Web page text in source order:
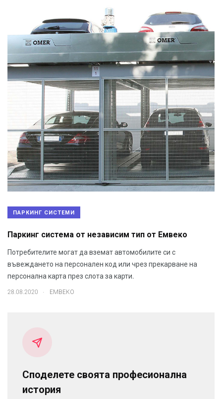
ПАРКИНГ СИСТЕМИ
Паркинг система от независим тип от Емвеко
Потребителите могат да вземат автомобилите си с
въвеждането на персонален код или чрез прекарване на
персонална карта през слота за карти.
28.08.2020 . ЕМВЕКО
Споделете своята професионална
история